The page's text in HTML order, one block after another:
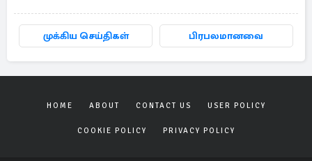
முக்கிய செய்திகள் பிரபலமானவை
HOME ABOUT CONTACT US USER POLICY
COOKIE POLICY PRIVACY POLICY